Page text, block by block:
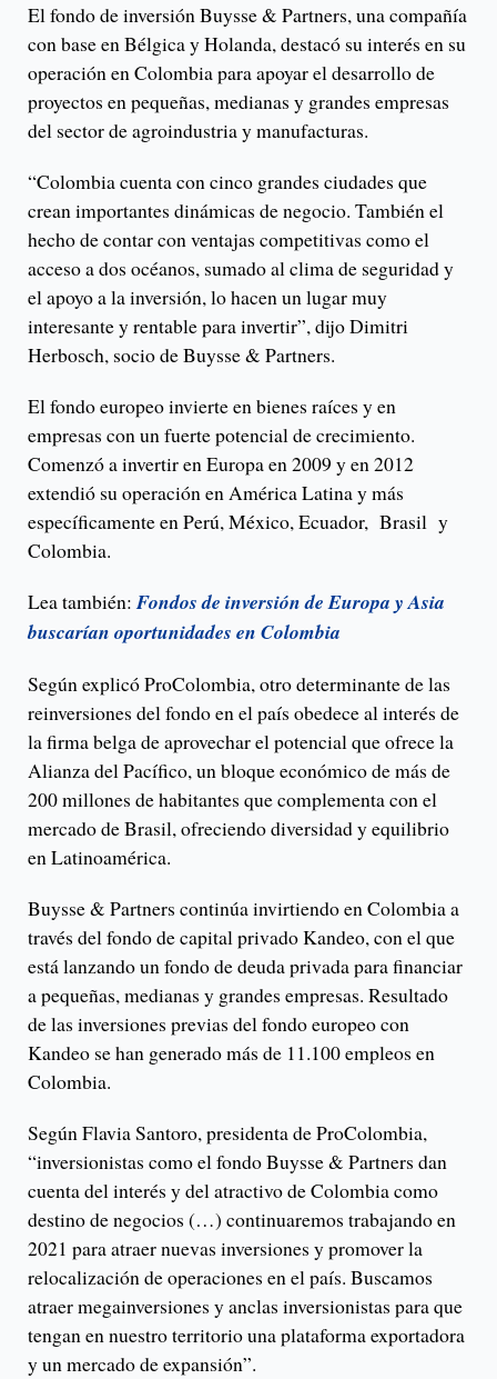
El fondo de inversión Buysse & Partners, una compañía
con base en Bélgica y Holanda, destacó su interés en su
operación en Colombia para apoyar el desarrollo de
proyectos en pequeñas, medianas y grandes empresas
del sector de agroindustria y manufacturas.
“Colombia cuenta con cinco grandes ciudades que
crean importantes dinámicas de negocio. También el
hecho de contar con ventajas competitivas como el
acceso a dos océanos, sumado al clima de seguridad y
el apoyo a la inversión, lo hacen un lugar muy
interesante y rentable para invertir”, dijo Dimitri
Herbosch, socio de Buysse & Partners.
El fondo europeo invierte en bienes raíces y en
empresas con un fuerte potencial de crecimiento.
Comenzó a invertir en Europa en 2009 y en 2012
extendió su operación en América Latina y más
específicamente en Perú, México, Ecuador, Brasil y
Colombia.
Lea también:Fondos de inversión de Europa y Asia
buscarían oportunidades en Colombia
Según explicó ProColombia, otro determinante de las
reinversiones del fondo en el país obedece al interés de
la firma belga de aprovechar el potencial que ofrece la
Alianza del Pacífico, un bloque económico de más de
200 millones de habitantes que complementa con el
mercado de Brasil, ofreciendo diversidad y equilibrio
en Latinoamérica.
Buysse & Partners continúa invirtiendo en Colombia a
través del fondo de capital privado Kandeo, con el que
está lanzando un fondo de deuda privada para financiar
a pequeñas, medianas y grandes empresas. Resultado
de las inversiones previas del fondo europeo con
Kandeo se han generado más de 11.100 empleos en
Colombia.
Según Flavia Santoro, presidenta de ProColombia,
“inversionistas como el fondo Buysse & Partners dan
cuenta del interés y del atractivo de Colombia como
destino de negocios (…) continuaremos trabajando en
2021 para atraer nuevas inversiones y promover la
relocalización de operaciones en el país. Buscamos
atraer megainversiones y anclas inversionistas para que
tengan en nuestro territorio una plataforma exportadora
y un mercado de expansión”.